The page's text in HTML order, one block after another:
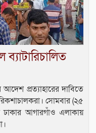
আদেশ প্রত্যাহারের দাবিতে
সোমবার (২৫
আগারগাঁও এলাকায়